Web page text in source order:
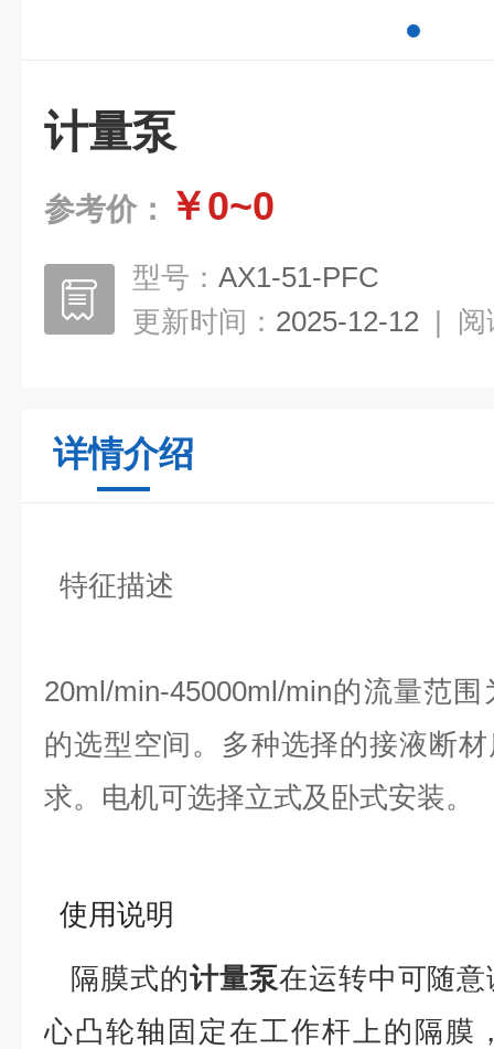
计量泵
参考价： ￥0~0
型号： AX1-51-PFC
更新时间： 2025-12-12 | 阅
详情介绍
特征描述
20ml/min-45000ml/min的流量范
的选型空间。多种选择的接液断
求。电机可选择立式及卧式安装。
使用说明
隔膜式的计量泵在运转中可随
心凸轮轴固定在工作杆上的隔膜